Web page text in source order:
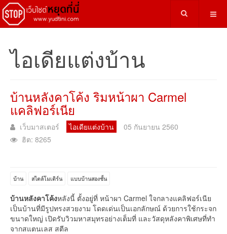
ไอเดียแต่งบ้าน
บ้านหลังคาโค้ง ริมหน้าผา Carmel
แคลิฟอร์เนีย
เว็บมาสเตอร์ ไอเดียแต่งบ้าน
05 กันยายน 2560
ฮิต: 8265
บ้าน สไตล์โมเดิร์น แบบบ้านสองชั้น
บ้านหลังคาโค้งหลังนี้ ตั้งอยู่ที่ หน้าผา Carmel ใจกลางแคลิฟอร์เนีย
เป็นบ้านที่มีรูปทรงสวยงาม โดดเด่นเป็นเอกลักษณ์ ด้วยการใช้กระจก
ขนาดใหญ่ เปิดรับวิวมหาสมุทรอย่างเต็มที่ และวัสดุหลังคาพิเศษที่ทำ
จากสแตนเลส สตีล